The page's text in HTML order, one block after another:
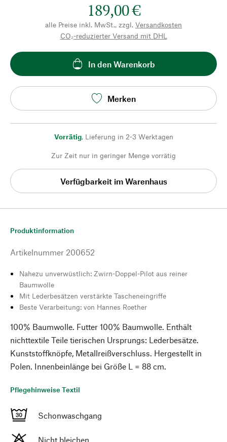
189,00 €
alle Preise inkl. MwSt., zzgl. Versandkosten
CO₂-reduzierter Versand mit DHL
In den Warenkorb
Merken
Vorrätig, Lieferung in 2-3 Werktagen
Zur Zeit nur in geringer Menge vorrätig
Verfügbarkeit im Warenhaus
Produktinformation
Artikelnummer 200652
Nahezu unverwüstlich: Zwirn-Doppel-Pilot aus reiner
Baumwolle
Mit Lederbesätzen verstärkte Tascheneingriffe
Beste Verarbeitung: von Hannes Roether
100% Baumwolle. Futter 100% Baumwolle. Enthält
nichttextile Teile tierischen Ursprungs: Lederbesätze.
Kunststoffknöpfe, Metallreißverschluss. Hergestellt in
Polen. Innenbeinlänge bei Größe L = 88 cm.
Pflegehinweise Textil
Schonwaschgang
Nicht bleichen